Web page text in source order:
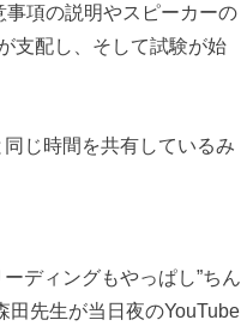
項の説明やスピーカーの
支配し、そして試験が始
じ時間を共有しているみ
ディングもやっぱし”ちん
田先生が当日夜のYouTube